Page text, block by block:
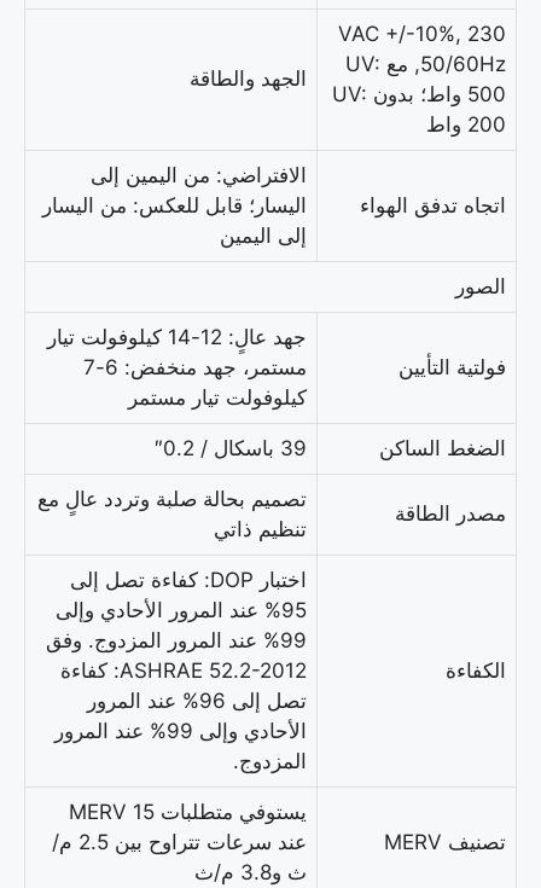
230 VAC +/-10%,
50/60Hz, مع UV:
500 واط؛ بدون UV:
200 واط
الجهد والطاقة
اتجاه تدفق الهواء
الافتراضي: من اليمين إلى
اليسار؛ قابل للعكس: من اليسار
إلى اليمين
الصور
فولتية التأيين
جهد عالٍ: 12-14 كيلوفولت تيار
مستمر، جهد منخفض: 6-7
كيلوفولت تيار مستمر
الضغط الساكن 39 باسكال / 0.2″
مصدر الطاقة
تصميم بحالة صلبة وتردد عالٍ مع
تنظيم ذاتي
الكفاءة
اختبار DOP: كفاءة تصل إلى
95% عند المرور الأحادي وإلى
99% عند المرور المزدوج. وفق
ASHRAE 52.2-2012: كفاءة
تصل إلى 96% عند المرور
الأحادي وإلى 99% عند المرور
المزدوج.
تصنيف MERV
يستوفي متطلبات MERV 15
عند سرعات تتراوح بين 2.5 م/
ث و3.8 م/ث